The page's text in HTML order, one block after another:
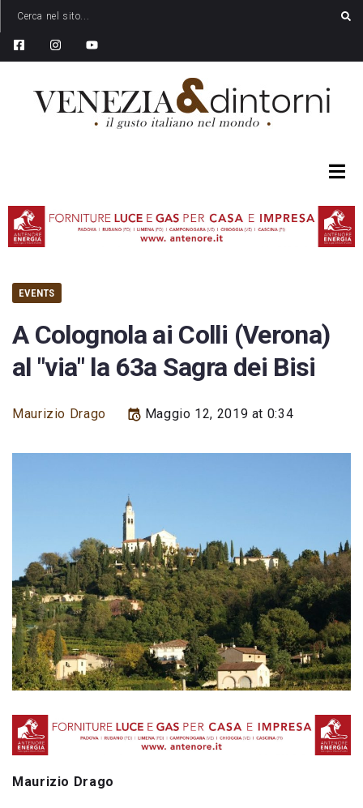
EVENTS
A Colognola ai Colli (Verona)
al "via" la 63a Sagra dei Bisi
Maurizio Drago Maggio 12, 2019 at 0:34
Maurizio Drago